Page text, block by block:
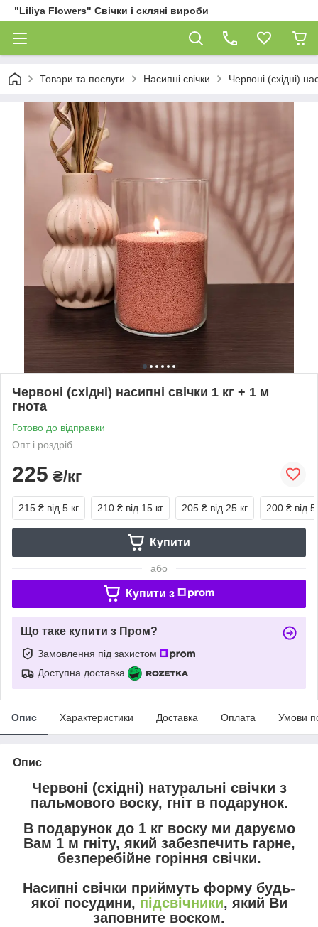
"Liliya Flowers" Свічки і скляні вироби
Товари та послуги Насипні свічки Червоні (східні)
Червоні (східні) насипні свічки 1 кг + 1 м
гнота
Готово до відправки
Опт і роздріб
225 ₴/кг
215 ₴ від 5 кг 210 ₴ від 15 кг 205 ₴ від 25 кг 200 ₴ від
Купити
або
Купити з
Що таке купити з Пром?
Замовлення під захистом
Доступна доставка
Опис Характеристики Доставка Оплата Умови
Опис
Червоні (східні) натуральні свічки з
пальмового воску, гніт в подарунок.
В подарунок до 1 кг воску ми даруємо
Вам 1 м гніту, який забезпечить гарне,
безперебійне горіння свічки.
Насипні свічки приймуть форму будь-
якої посудини, підсвічники, який Ви
заповните воском.